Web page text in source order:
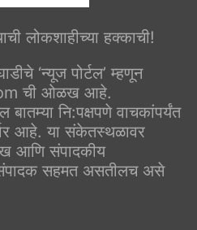
लोकशाहीच्या हक्काची!
‘न्यूज पोर्टल’ म्हणून
ची ओळख आहे.
बातम्या नि:पक्षपणे वाचकांपर्यंत
आहे. या संकेतस्थळावर
लेख आणि संपादकीय
सहमत असतीलच असे